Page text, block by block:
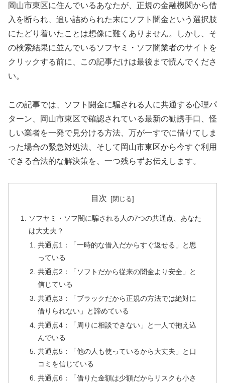
岡山市東区に住んでいるあなたが、正規の金融機関から借
入を断られ、追い詰められた末にソフト闇金という選択肢
にたどり着いたことは想像に難くありません。しかし、そ
の検索結果に並んでいるソフヤミ・ソフ闇業者のサイトを
クリックする前に、この記事だけは最後まで読んでくださ
い。
この記事では、ソフト闘金に騙される人に共通する心理パ
ターン、岡山市東区で確認されている最新の勧誘手口、怪
しい業者を一発で見分ける方法、万が一すでに借りてしま
った場合の緊急対処法、そして岡山市東区から今すぐ利用
できる合法的な解決策を、一つ残らずお伝えします。
目次
ソフヤミ・ソフ闇に騙される人の7つの共通点、あなた
は大丈夫？
共通点1：「一時的な借入だからすぐ返せる」と思
っている
共通点2：「ソフトだから従来の闇金より安全」と
信じている
共通点3：「ブラックだから正規の方法では絶対に
借りられない」と諦めている
共通点4：「周りに相談できない」と一人で抱え込
んでいる
共通点5：「他の人も使っているから大丈夫」と口
コミを信じている
共通点6：「借りた金額は少額だからリスクも小さ